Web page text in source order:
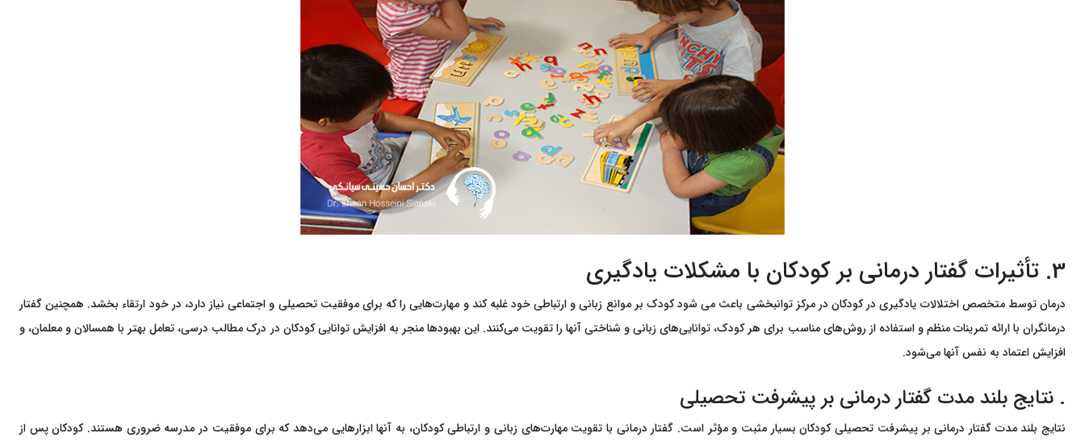
3. تأثیرات گفتار درمانی بر کودکان با مشکلات یادگیری
درمان توسط متخصص اختلالات یادگیری در کودکان در مرکز توانبخشی باعث می شود کودک بر موانع زبانی و ارتباطی خود غلبه کند و مهارت‌هایی را که برای موفقیت تحصیلی و اجتماعی نیاز دارد، در خود ارتقاء بخشد. همچنین گفتار
درمانگران با ارائه تمرینات منظم و استفاده از روش‌های مناسب برای هر کودک، توانایی‌های زبانی و شناختی آنها را تقویت می‌کنند. این بهبودها منجر به افزایش توانایی کودکان در درک مطالب درسی، تعامل بهتر با همسالان و معلمان، و
افزایش اعتماد به نفس آنها می‌شود.
. نتایج بلند مدت گفتار درمانی بر پیشرفت تحصیلی
نتایج بلند مدت گفتار درمانی بر پیشرفت تحصیلی کودکان بسیار مثبت و مؤثر است. گفتار درمانی با تقویت مهارت‌های زبانی و ارتباطی کودکان، به آنها ابزارهایی می‌دهد که برای موفقیت در مدرسه ضروری هستند. کودکان پس از